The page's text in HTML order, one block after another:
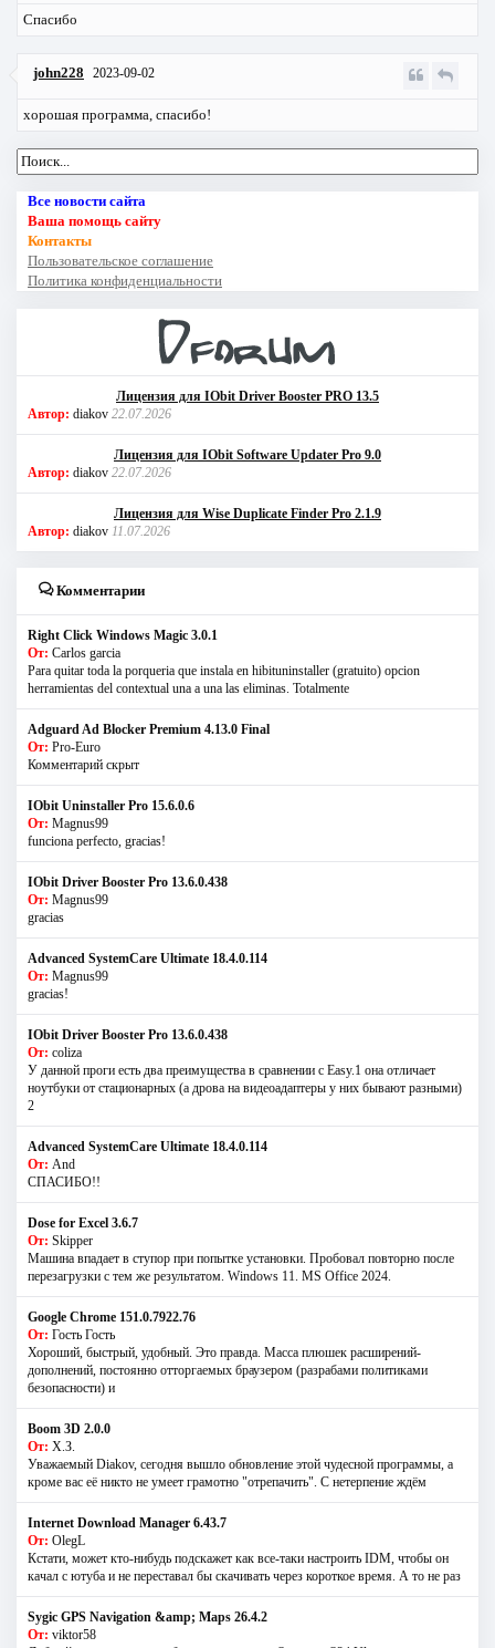
Спасибо
john228 2023-09-02
хорошая программа, спасибо!
Все новости сайта
Ваша помощь сайту
Контакты
Пользовательское соглашение
Политика конфиденциальности
Лицензия для IObit Driver Booster PRO 13.5
Автор: diakov 22.07.2026
Лицензия для IObit Software Updater Pro 9.0
Автор: diakov 22.07.2026
Лицензия для Wise Duplicate Finder Pro 2.1.9
Автор: diakov 11.07.2026
Комментарии
Right Click Windows Magic 3.0.1
От: Carlos garcia
Para quitar toda la porqueria que instala en hibituninstaller (gratuito) opcion
herramientas del contextual una a una las eliminas. Totalmente
Adguard Ad Blocker Premium 4.13.0 Final
От: Pro-Euro
Комментарий скрыт
IObit Uninstaller Pro 15.6.0.6
От: Magnus99
funciona perfecto, gracias!
IObit Driver Booster Pro 13.6.0.438
От: Magnus99
gracias
Advanced SystemCare Ultimate 18.4.0.114
От: Magnus99
gracias!
IObit Driver Booster Pro 13.6.0.438
От: coliza
У данной проги есть два преимущества в сравнении с Easy.1 она отличает
ноутбуки от стационарных (а дрова на видеоадаптеры у них бывают разными)
2
Advanced SystemCare Ultimate 18.4.0.114
От: And
СПАСИБО!!
Dose for Excel 3.6.7
От: Skipper
Машина впадает в ступор при попытке установки. Пробовал повторно после
перезагрузки с тем же результатом. Windows 11. MS Offiсe 2024.
Google Chrome 151.0.7922.76
От: Гость Гость
Хороший, быстрый, удобный. Это правда. Масса плюшек расширений-
дополнений, постоянно отторгаемых браузером (разрабами политиками
безопасности) и
Boom 3D 2.0.0
От: Х.З.
Уважаемый Diakov, сегодня вышло обновление этой чудесной программы, а
кроме вас её никто не умеет грамотно "отрепачить". С нетерпение ждём
Internet Download Manager 6.43.7
От: OlegL
Кстати, может кто-нибудь подскажет как все-таки настроить IDM, чтобы он
качал с ютуба и не переставал бы скачивать через короткое время. А то не раз
Sygic GPS Navigation &amp; Maps 26.4.2
От: viktor58